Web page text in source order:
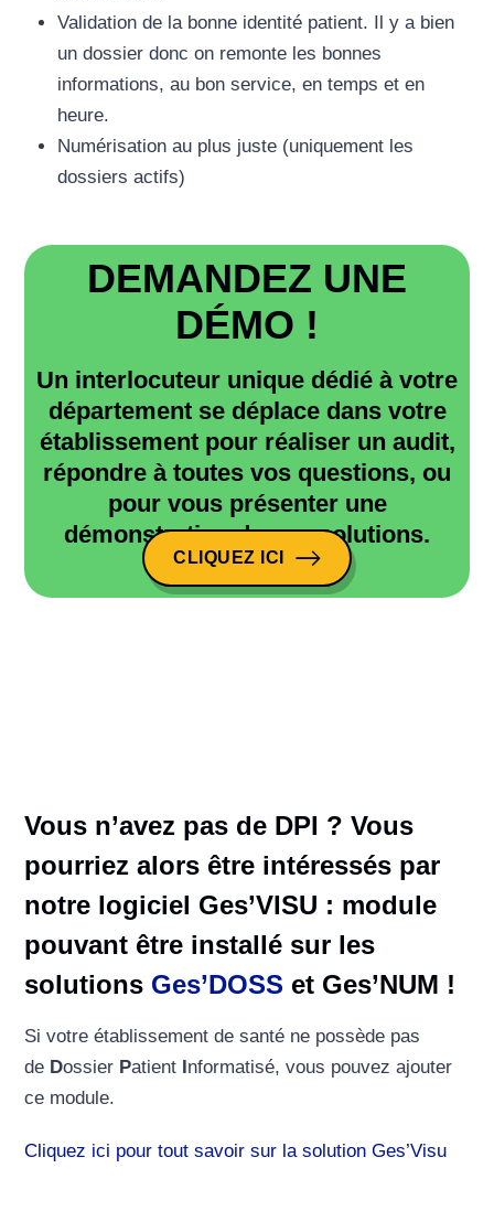
Validation de la bonne identité patient. Il y a bien
un dossier donc on remonte les bonnes
informations, au bon service, en temps et en
heure.
Numérisation au plus juste (uniquement les
dossiers actifs)
DEMANDEZ UNE
DÉMO !
Un interlocuteur unique dédié à votre
département se déplace dans votre
établissement pour réaliser un audit,
répondre à toutes vos questions, ou
pour vous présenter une
démonstration de nos solutions.
CLIQUEZ ICI
Vous n’avez pas de DPI ? Vous
pourriez alors être intéressés par
notre logiciel Ges’VISU : module
pouvant être installé sur les
solutions Ges’DOSS et Ges’NUM !
Si votre établissement de santé ne possède pas
de Dossier Patient Informatisé, vous pouvez ajouter
ce module.
Cliquez ici pour tout savoir sur la solution Ges’Visu